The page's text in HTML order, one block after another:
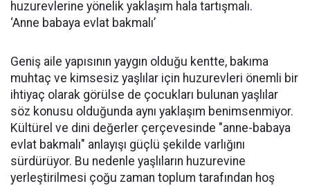
huzurevlerine yönelik yaklaşım hala tartışmalı.
‘Anne babaya evlat bakmalı’
Geniş aile yapısının yaygın olduğu kentte, bakıma
muhtaç ve kimsesiz yaşlılar için huzurevleri önemli bir
ihtiyaç olarak görülse de çocukları bulunan yaşlılar
söz konusu olduğunda aynı yaklaşım benimsenmiyor.
Kültürel ve dini değerler çerçevesinde "anne-babaya
evlat bakmalı" anlayışı güçlü şekilde varlığını
sürdürüyor. Bu nedenle yaşlıların huzurevine
yerleştirilmesi çoğu zaman toplum tarafından hoş